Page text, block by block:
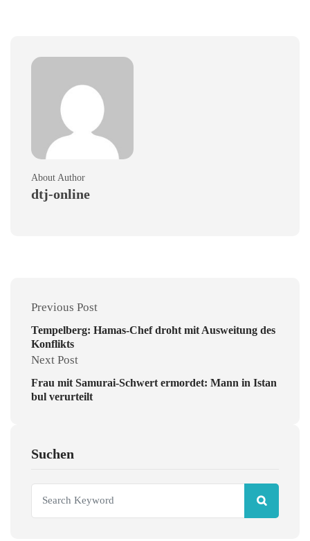
About Author
dtj-online
Previous Post
Tempelberg: Hamas-Chef droht mit Ausweitung des
Konflikts
Next Post
Frau mit Samurai-Schwert ermordet: Mann in Istan
bul verurteilt
Suchen